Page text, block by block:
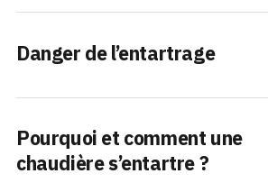
Danger de l’entartrage
Pourquoi et comment une
chaudière s’entartre ?